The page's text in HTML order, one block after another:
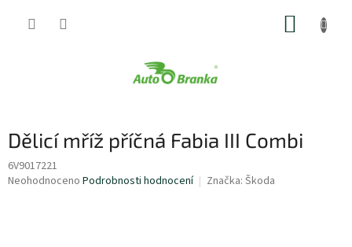
Dělicí mříž příčná Fabia III Combi
6V9017221
Průměrné
Neohodnoceno Podrobnosti hodnocení Značka: Škoda